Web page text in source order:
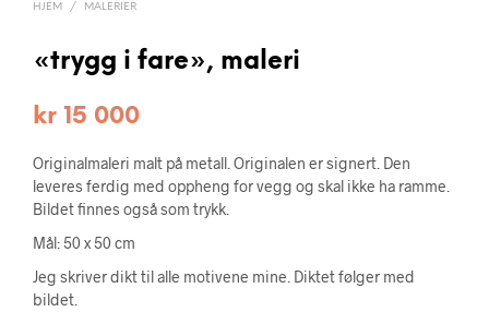
HJEM / MALERIER
«trygg i fare», maleri
kr 15 000
Originalmaleri malt på metall. Originalen er signert. Den
leveres ferdig med oppheng for vegg og skal ikke ha ramme.
Bildet finnes også som trykk.
Mål: 50 x 50 cm
Jeg skriver dikt til alle motivene mine. Diktet følger med
bildet.